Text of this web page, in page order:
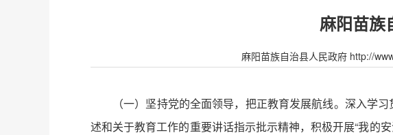
麻阳苗族
麻阳苗族自治县人民政府 http://
（一）坚持党的全面领导，把正教育发展航线。深入学
述和关于教育工作的重要讲话指示批示精神，积极开展“我的